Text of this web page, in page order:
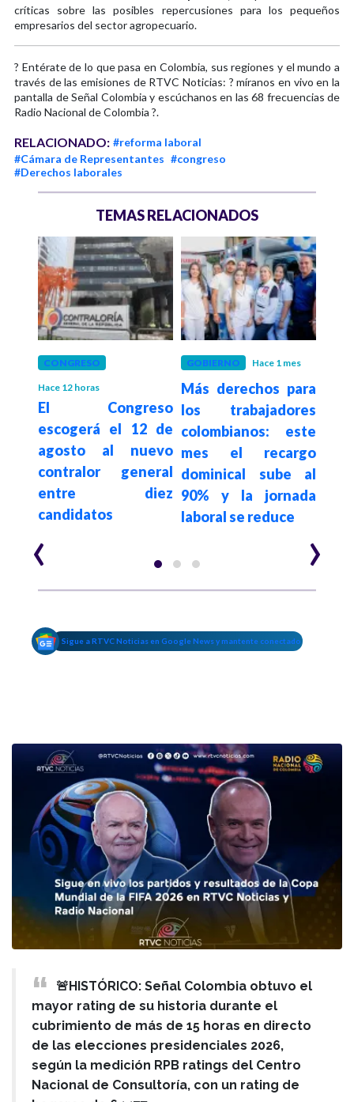
críticas sobre las posibles repercusiones para los pequeños
empresarios del sector agropecuario.
? Entérate de lo que pasa en Colombia, sus regiones y el mundo a
través de las emisiones de RTVC Noticias: ? míranos en vivo en la
pantalla de Señal Colombia y escúchanos en las 68 frecuencias de
Radio Nacional de Colombia ?.
RELACIONADO: #reforma laboral
#Cámara de Representantes #congreso
#Derechos laborales
TEMAS RELACIONADOS
CONGRESO
Hace 12 horas
El Congreso
escogerá el 12 de
agosto al nuevo
contralor general
entre diez
candidatos
GOBIERNO Hace 1 mes
Más derechos para
los trabajadores
colombianos: este
mes el recargo
dominical sube al
90% y la jornada
laboral se reduce
‹ ›
Sigue a RTVC Noticias en Google News y mantente conectado
🚨HISTÓRICO: Señal Colombia obtuvo el
mayor rating de su historia durante el
cubrimiento de más de 15 horas en directo
de las elecciones presidenciales 2026,
según la medición RPB ratings del Centro
Nacional de Consultoría, con un rating de